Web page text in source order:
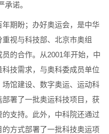
诺。
期盼；办好奥运会，是中华
视与科技部、北京市奥组
的合作。从2001年开始，中
技需求，与奥科委成员单位
馆建设、数字奥运、运动科
署了一批奥运科技项目，获
支持。此外，中科院还通过
方式部署了一批科技奥运项